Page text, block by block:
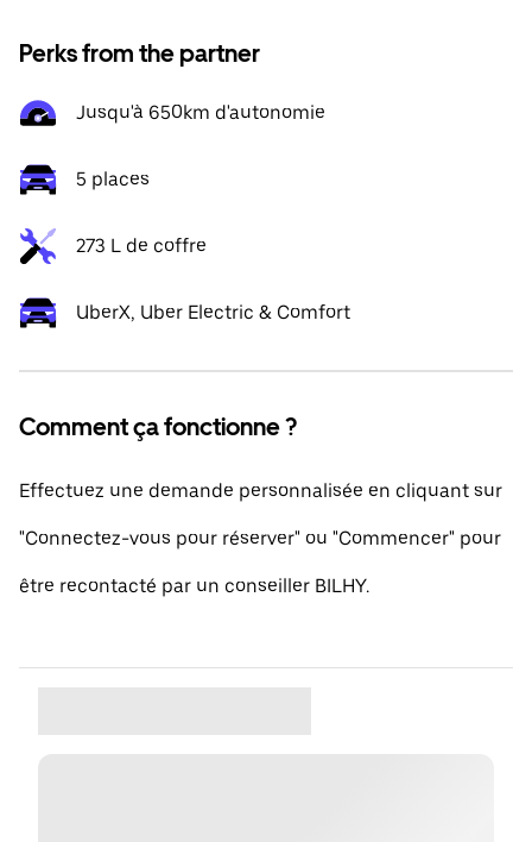
Perks from the partner
Jusqu'à 650km d'autonomie
5 places
273 L de coffre
UberX, Uber Electric & Comfort
Comment ça fonctionne ?
Effectuez une demande personnalisée en cliquant sur
"Connectez-vous pour réserver" ou "Commencer" pour
être recontacté par un conseiller BILHY.